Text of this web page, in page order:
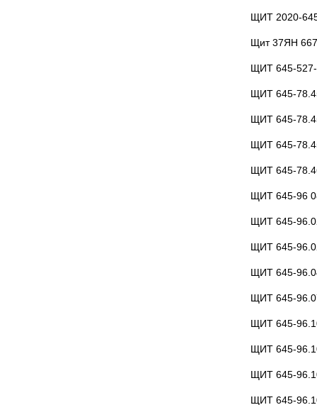
ЩИТ 2020-
Щит 37ЯН
ЩИТ 645-
ЩИТ 645-
ЩИТ 645-
ЩИТ 645-
ЩИТ 645-
ЩИТ 645-96
ЩИТ 645-
ЩИТ 645-
ЩИТ 645-
ЩИТ 645-
ЩИТ 645-
ЩИТ 645-
ЩИТ 645-
ЩИТ 645-